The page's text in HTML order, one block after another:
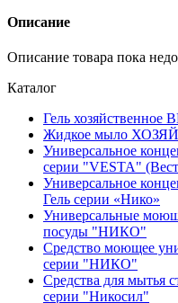
Описание
Описание товара пока
Каталог
Гель
Жидкое мыло
Универсальное
серии "VESTA"
Универсальное
Гель серии «Нико»
Универсальные
посуды "НИКО"
Средство моющее
серии "НИКО"
Средства для мытья
серии "Никосил"